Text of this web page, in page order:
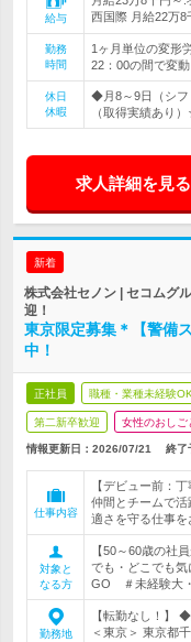
給与
西国際 月給22万8
勤務
時間
1ヶ月単位の変形
22：00の間で変
休日
休暇
◆月8～9日（シ
（取得実績あり
求人詳細を見る
新着
株式会社セノン | セコムグ
迎！
東京限定募集＊【警備
中！
正社員 職種・業種未経験OK
第二新卒歓迎 女性のおしご
情報更新日：2026/07/21 終了
仕事内容
【デビュー前：
仲間とチームで
適さを守る仕事を
対象と
なる方
【50～60歳の社
でも・どこでも
GO ＃未経験大
勤務地
【転勤なし！】
＜東京＞ 東京都